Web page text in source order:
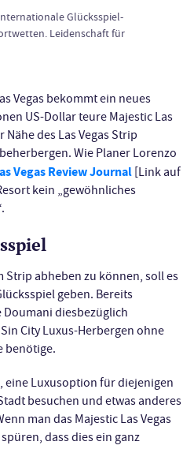
Glücksspiel-
Leidenschaft für
Vegas bekommt ein neues
US-Dollar teure Majestic Las
des Las Vegas Strip
Wie Planer Lorenzo
Vegas Review Journal [Link auf
kein „gewöhnliches
Strip abheben zu können, soll es
geben. Bereits
diesbezüglich
City Luxus-Herbergen ohne
benötige.
eine Luxusoption für diejenigen
besuchen und etwas anderes
man das Majestic Las Vegas
dass dies ein ganz